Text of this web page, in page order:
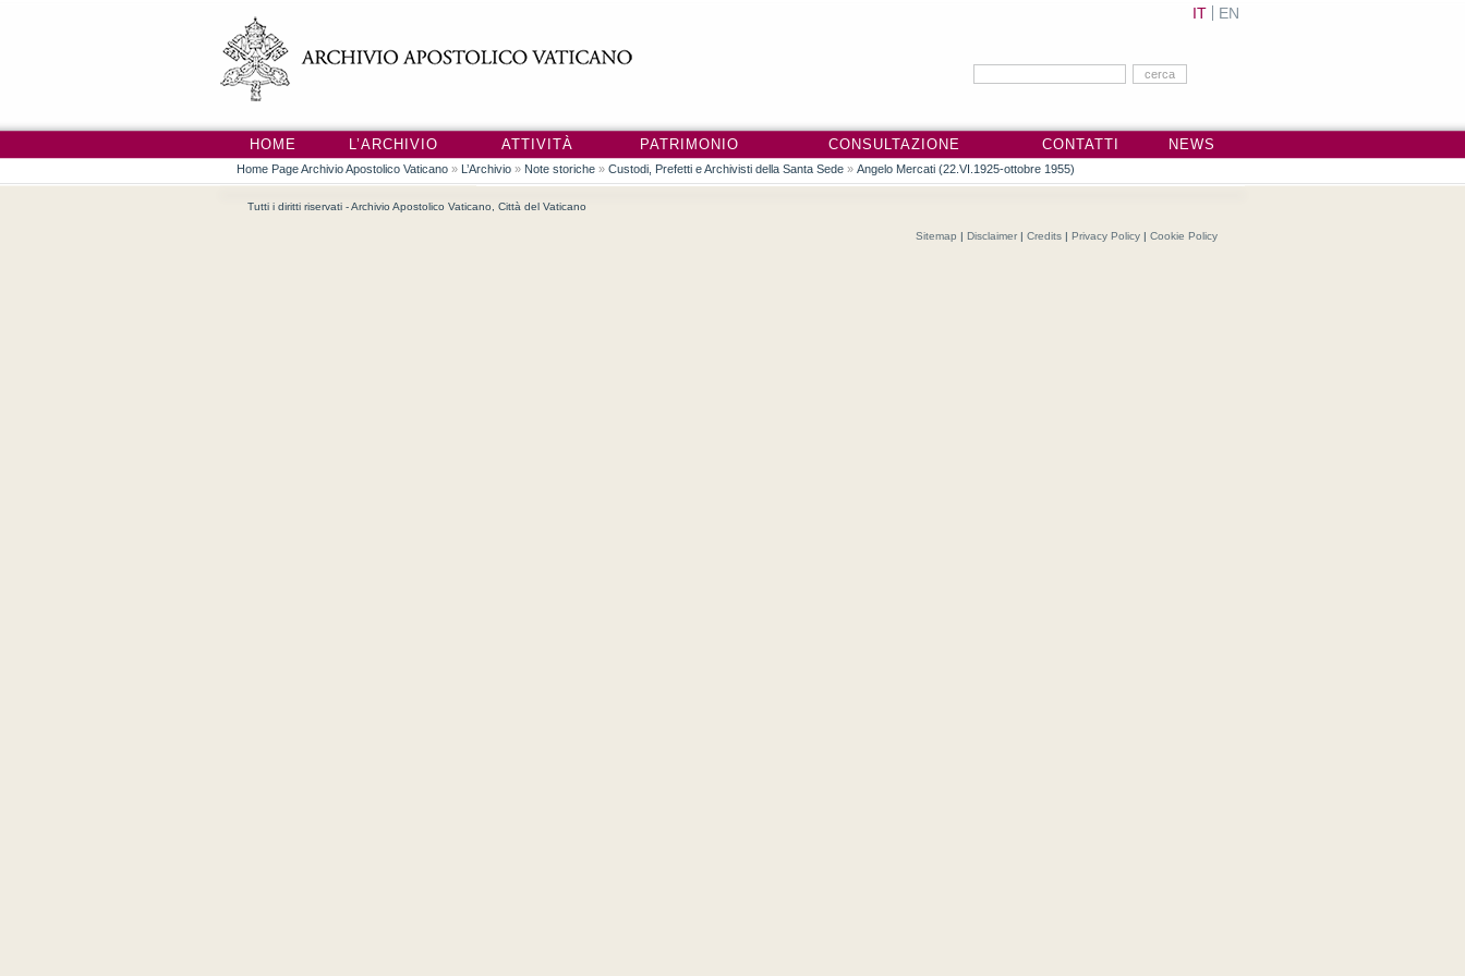
IT EN
HOME L’ARCHIVIO ATTIVITÀ PATRIMONIO CONSULTAZIONE CONTATTI NEWS
Home Page Archivio Apostolico Vaticano » L’Archivio » Note storiche » Custodi, Prefetti e Archivisti della Santa Sede » Angelo Mercati (22.VI.1925-ottobre 1955)
Tutti i diritti riservati - Archivio Apostolico Vaticano, Città del Vaticano
Sitemap | Disclaimer | Credits | Privacy Policy | Cookie Policy